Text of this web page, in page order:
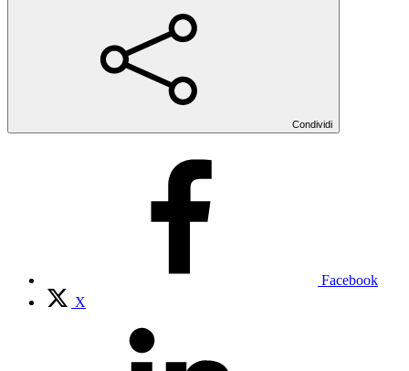
Condividi
Facebook
X